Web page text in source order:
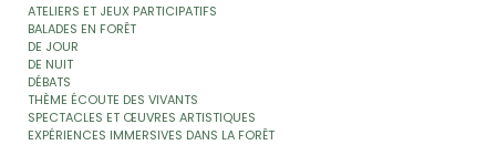
ATELIERS ET JEUX PARTICIPATIFS
BALADES EN FORÊT
DE JOUR
DE NUIT
DÉBATS
THÈME ÉCOUTE DES VIVANTS
SPECTACLES ET ŒUVRES ARTISTIQUES
EXPÉRIENCES IMMERSIVES DANS LA FORÊT